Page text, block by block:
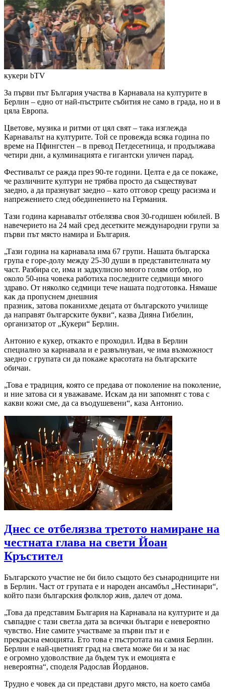
кукери bTV
За първи път България участва в Карнавала на културите в
Берлин – едно от най-пъстрите събития не само в града, но и в
цяла Европа.
Цветове, музика и ритми от цял свят – така изглежда
Карнавалът на културите. Той се провежда всяка година по
време на Пфингстен – в превод Петдесетница, и продължава
четири дни, а кулминацията е гигантски уличен парад.
Фестивалът се ражда през 90-те години. Целта е да се покаже,
че различните култури не трябва просто да съществуват
заедно, а да празнуват заедно – като отговор срещу расизма и
напрежението след обединението на Германия.
Тази година карнавалът отбелязва своя 30-годишен юбилей. В
навечерието на 24 май сред десетките международни групи за
първи път място намира и България.
„Тази година на карнавала има 67 групи. Нашата българска
група е горе-долу между 25-30 души в представителната му
част. Разбира се, има и задкулисно много голям отбор, но
около 50-ина човека работиха последните седмици много
здраво. От няколко седмици тече нашата подготовка. Нямаше
как да пропуснем днешния
празник, затова поканихме децата от българското училище
да направят българските букви“, казва Дияна Гибелин,
организатор от „Кукери“ Берлин.
Антонио е кукер, откакто е проходил. Идва в Берлин
специално за карнавала и е развълнуван, че има възможност
заедно с групата си да покаже красотата на българските
обичаи.
„Това е традиция, която се предава от поколение на поколение,
и ние затова си я уважаваме. Искам да ни запомнят с това с
какви кожи сме, да са въодушевени“, каза Антонио.
Днес се отбелязва третото намиране на
честната глава на свети Йоан
Кръстител
Българското участие не би било същото без сънародниците ни
в Берлин. Част от групата е и народен ансамбъл „Нестинари“,
който пази българския фолклор жив, далеч от дома.
„Това да представим България на Карнавала на културите и да
съвпадне с тази светла дата за всички българи е невероятно
чувство. Ние самите участваме за първи път и е
прекрасна емоцията. Ето това е пъстротата на самия Берлин.
Берлин е най-цветният град на света може би и за нас
е огромно удоволствие да бъдем тук и емоцията е
невероятна“, споделя Радослав Йорданов.
Трудно е човек да си представи друго място, на което самба